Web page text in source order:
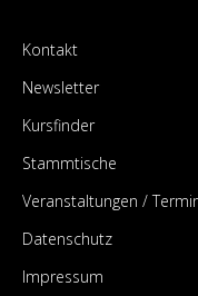
Kontakt
Newsletter
Kursfinder
Stammtische
Veranstaltungen /
Datenschutz
Impressum